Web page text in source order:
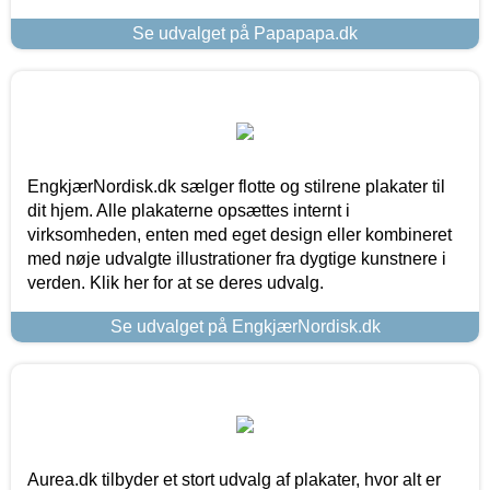
Se udvalget på Papapapa.dk
EngkjærNordisk.dk sælger flotte og stilrene plakater til
dit hjem. Alle plakaterne opsættes internt i
virksomheden, enten med eget design eller kombineret
med nøje udvalgte illustrationer fra dygtige kunstnere i
verden. Klik her for at se deres udvalg.
Se udvalget på EngkjærNordisk.dk
Aurea.dk tilbyder et stort udvalg af plakater, hvor alt er